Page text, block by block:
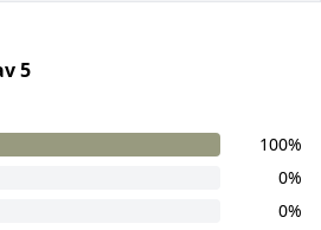
5
100%
0%
0%